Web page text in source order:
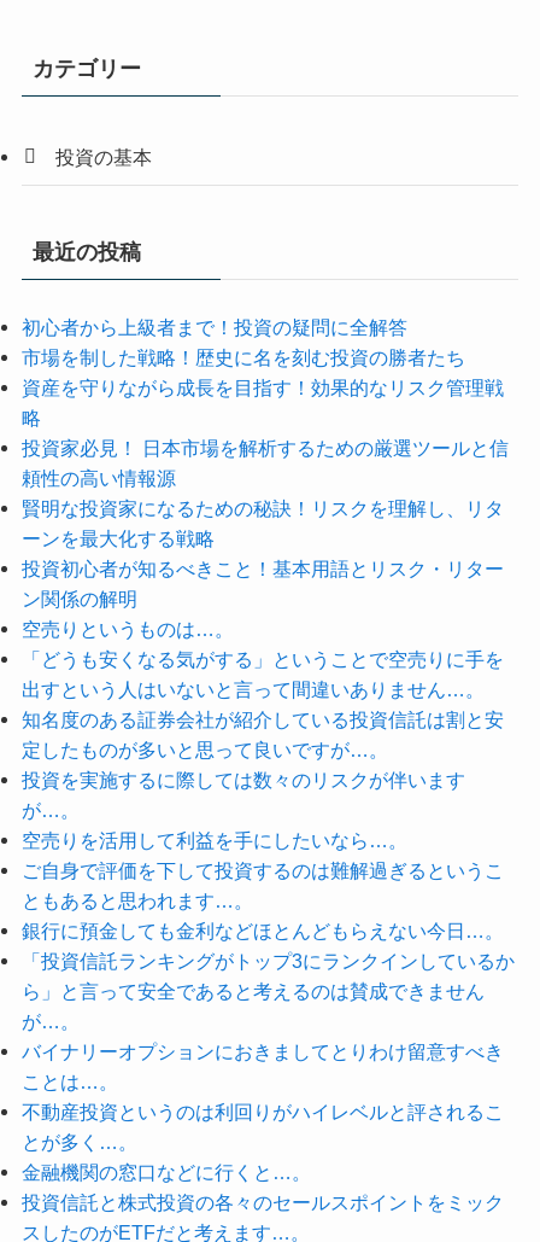
カテゴリー
投資の基本
最近の投稿
初心者から上級者まで！投資の疑問に全解答
市場を制した戦略！歴史に名を刻む投資の勝者たち
資産を守りながら成長を目指す！効果的なリスク管理戦
略
投資家必見！ 日本市場を解析するための厳選ツールと信
頼性の高い情報源
賢明な投資家になるための秘訣！リスクを理解し、リタ
ーンを最大化する戦略
投資初心者が知るべきこと！基本用語とリスク・リター
ン関係の解明
空売りというものは…。
「どうも安くなる気がする」ということで空売りに手を
出すという人はいないと言って間違いありません…。
知名度のある証券会社が紹介している投資信託は割と安
定したものが多いと思って良いですが…。
投資を実施するに際しては数々のリスクが伴います
が…。
空売りを活用して利益を手にしたいなら…。
ご自身で評価を下して投資するのは難解過ぎるというこ
ともあると思われます…。
銀行に預金しても金利などほとんどもらえない今日…。
「投資信託ランキングがトップ3にランクインしているか
ら」と言って安全であると考えるのは賛成できません
が…。
バイナリーオプションにおきましてとりわけ留意すべき
ことは…。
不動産投資というのは利回りがハイレベルと評されるこ
とが多く…。
金融機関の窓口などに行くと…。
投資信託と株式投資の各々のセールスポイントをミック
スしたのがETFだと考えます…。